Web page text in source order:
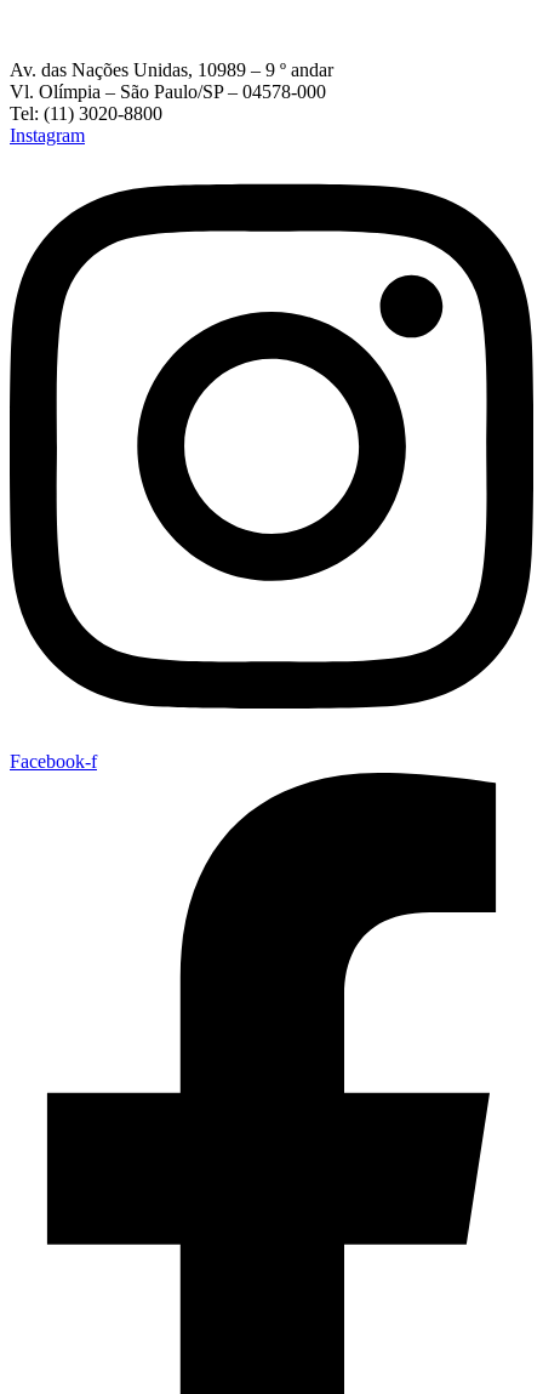
Av. das Nações Unidas, 10989 – 9 º andar
Vl. Olímpia – São Paulo/SP – 04578-000
Tel: (11) 3020-8800
Instagram
Facebook-f